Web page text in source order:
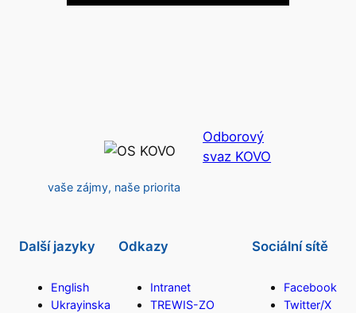
Odborový
svaz KOVO
vaše zájmy, naše priorita
Další jazyky
English
Ukrayinska
Odkazy
Intranet
TREWIS-ZO
Sociální sítě
Facebook
Twitter/X